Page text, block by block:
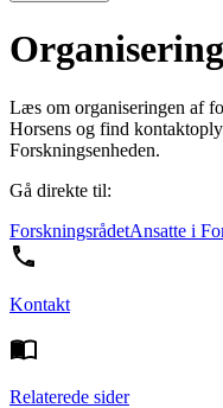
Læs om organiseringen af
Horsens og find
Forskningsenheden.
Gå direkte til:
ForskningsrådetAnsatte i
Kontakt
Relaterede sider